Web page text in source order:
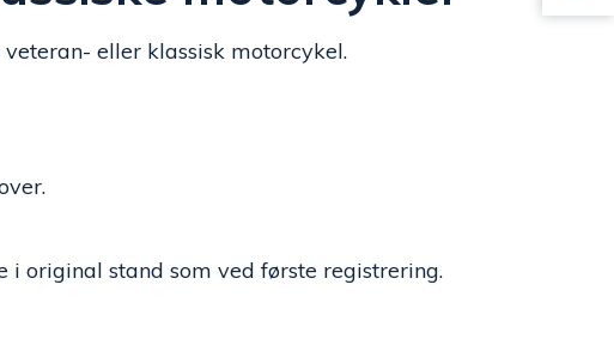
eller klassisk motorcykel.
original stand som ved første registrering.